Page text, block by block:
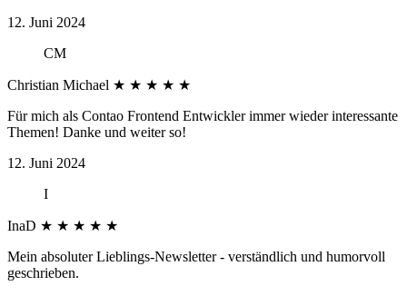
12. Juni 2024
CM
Christian Michael ★ ★ ★ ★ ★
Für mich als Contao Frontend Entwickler immer wieder interessante
Themen! Danke und weiter so!
12. Juni 2024
I
InaD ★ ★ ★ ★ ★
Mein absoluter Lieblings-Newsletter - verständlich und humorvoll
geschrieben.